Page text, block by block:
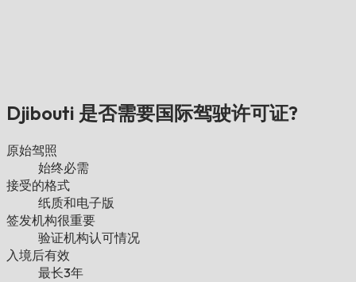
Djibouti 是否需要国际驾驶许可证?
原始驾照
始终必需
接受的格式
纸质和电子版
签发机构很重要
验证机构认可情况
入境后有效
最长3年